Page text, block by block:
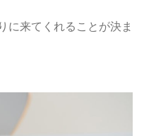
に来てくれることが決ま